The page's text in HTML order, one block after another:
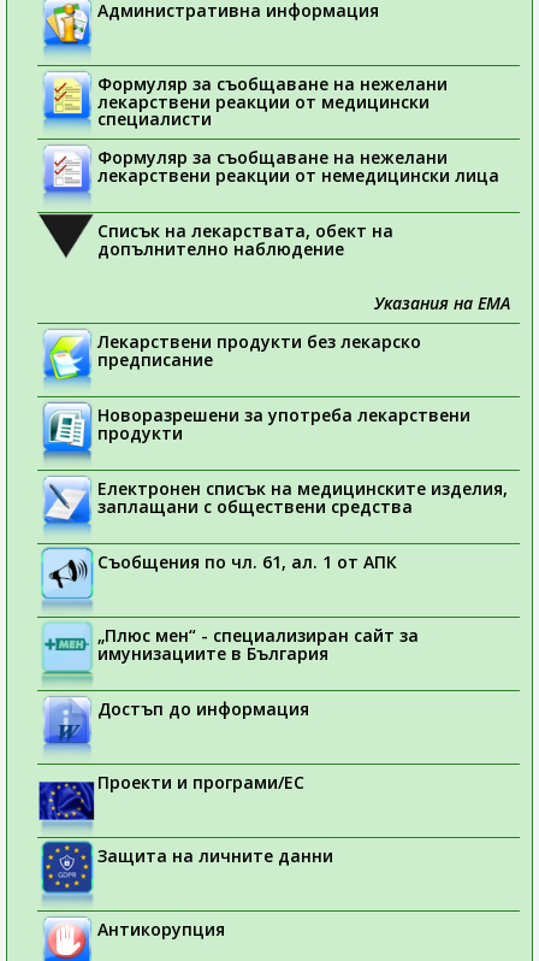
Административна информация
Формуляр за съобщаване на нежелани
лекарствени реакции от медицински
специалисти
Формуляр за съобщаване на нежелани
лекарствени реакции от немедицински лица
Списък на лекарствата, обект на
допълнително наблюдение
Указания на ЕМА
Лекарствени продукти без лекарско
предписание
Новоразрешени за употреба лекарствени
продукти
Електронен списък на медицинските изделия,
заплащани с обществени средства
Съобщения по чл. 61, ал. 1 от АПК
„Плюс мен“ - специализиран сайт за
имунизациите в България
Достъп до информация
Проекти и програми/ЕС
Защита на личните данни
Антикорупция